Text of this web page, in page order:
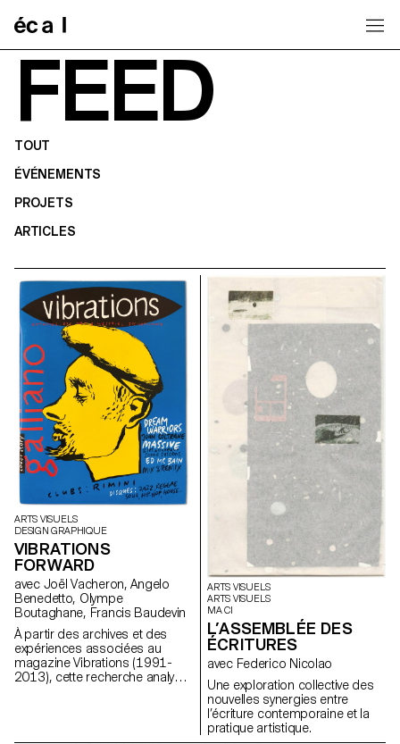
FEED
TOUT
ÉVÉNEMENTS
PROJETS
ARTICLES
ARTS VISUELS
DESIGN GRAPHIQUE
VIBRATIONS
FORWARD
avec Joël Vacheron, Angelo
Benedetto, Olympe
Boutaghane, Francis Baudevin
À partir des archives et des
expériences associées au
magazine Vibrations (1991-
2013), cette recherche analyse
ARTS VISUELS
ARTS VISUELS
MA CI
L’ASSEMBLÉE DES
ÉCRITURES
avec Federico Nicolao
Une exploration collective des
nouvelles synergies entre
l’écriture contemporaine et la
pratique artistique.